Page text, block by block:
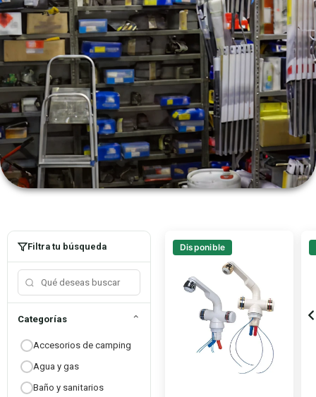
Filtra tu búsqueda
Categorías ⌄
Accesorios de camping
Agua y gas
Baño y sanitarios
Disponible